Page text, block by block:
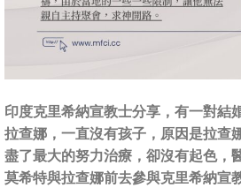
印度克里希納宣教士分享，有一對結
拉查娜，一直沒有孩子，原因是拉查
盡了最大的努力治療，卻沒有起色，
莫希特與拉查娜前去參與克里希納宣